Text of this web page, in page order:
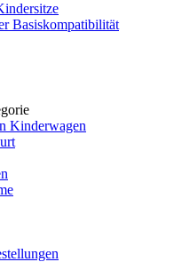
Basiskompatibilität
Kinderwagen